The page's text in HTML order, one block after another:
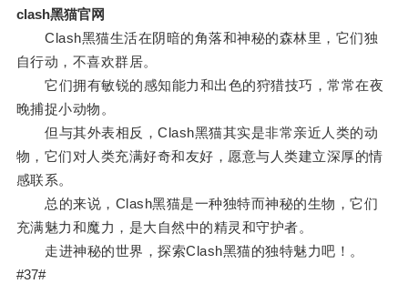
clash黑猫官网
Clash黑猫生活在阴暗的角落和神秘的森林里，它们独
自行动，不喜欢群居。
它们拥有敏锐的感知能力和出色的狩猎技巧，常常在夜
晚捕捉小动物。
但与其外表相反，Clash黑猫其实是非常亲近人类的动
物，它们对人类充满好奇和友好，愿意与人类建立深厚的情
感联系。
总的来说，Clash黑猫是一种独特而神秘的生物，它们
充满魅力和魔力，是大自然中的精灵和守护者。
走进神秘的世界，探索Clash黑猫的独特魅力吧！。
#37#